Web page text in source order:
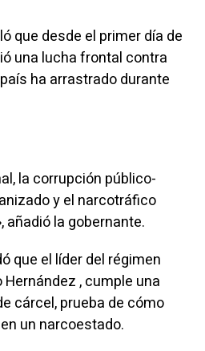
que desde el primer día de
una lucha frontal contra
ha arrastrado durante
la corrupción público-
y el narcotráfico
añadió la gobernante.
que el líder del régimen
, cumple una
cárcel, prueba de cómo
un narcoestado.